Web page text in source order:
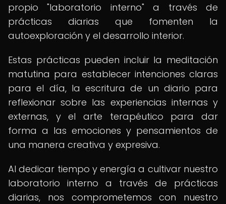
propio "laboratorio interno" a través de
prácticas diarias que fomenten la
autoexploración y el desarrollo interior.
Estas prácticas pueden incluir la meditación
matutina para establecer intenciones claras
para el día, la escritura de un diario para
reflexionar sobre las experiencias internas y
externas, y el arte terapéutico para dar
forma a las emociones y pensamientos de
una manera creativa y expresiva.
Al dedicar tiempo y energía a cultivar nuestro
laboratorio interno a través de prácticas
diarias, nos comprometemos con nuestro